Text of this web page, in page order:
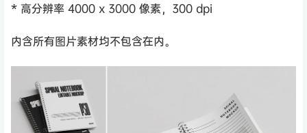
* 高分辨率 4000 x 3000 像素，300 dpi
内含所有图片素材均不包含在内。